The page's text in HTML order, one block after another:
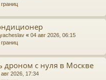
« 04 авг 2026, 06:15
дроном с нуля в Москве
2026, 17:34